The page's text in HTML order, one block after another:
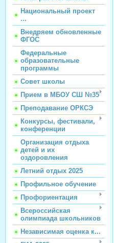
Национальный проект
...
Внедряем обновленные
ФГОС
Федеральные
образовательные
программы
Совет школы
Прием в МБОУ СШ №35
Преподавание ОРКСЭ
Конкурсы, фестивали,
конференции
Организация отдыха
детей и их
оздоровления
Летний отдых 2025
Профильное обучение
Профориентация
Всероссийская
олимпиада школьников
Независимая оценка к...